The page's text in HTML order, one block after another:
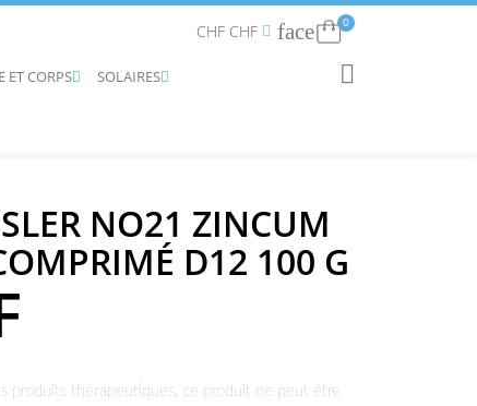
CHF CHF  faceConnexion
0

ET CORPS 
SOLAIRES RECHERCHER

NO21 ZINCUM
D12 100 G
produits thérapeutiques, ce produit ne peut être